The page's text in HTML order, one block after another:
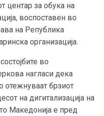
центар за обука на
воспоставен во
на Република
организација.
во
нагласи дека
отежнуваат брзиот
на дигитализација на
Македонија е пред